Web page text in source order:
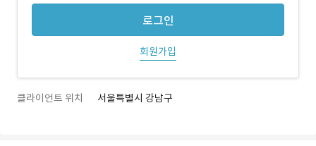
로그인
회원가입
클라이언트 위치 서울특별시 강남구